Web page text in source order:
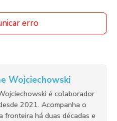
erro
Wojciechowski
é colaborador
2021. Acompanha o
fronteira há duas décadas e